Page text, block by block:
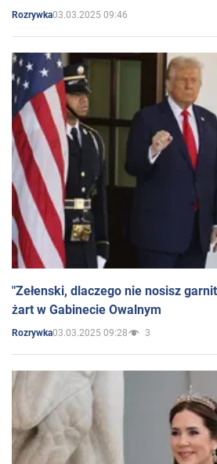
Rozrywka03.03.2025 09:46
"Zełenski, dlaczego nie nosisz
żart w Gabinecie Owalnym
Rozrywka03.03.2025 09:28 3